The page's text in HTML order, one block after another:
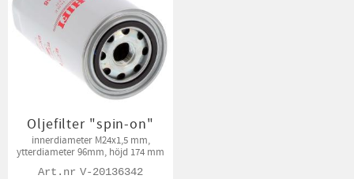
Oljefilter "spin-on"
innerdiameter M24x1,5 mm,
ytterdiameter 96mm, höjd 174 mm
V-20136342